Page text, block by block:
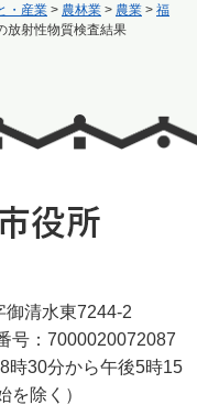
・産業 > 農林業 > 農業 > 福
放射性物質検査結果
御清水東7244-2
号：7000020072087
30分から午後5時15
を除く）